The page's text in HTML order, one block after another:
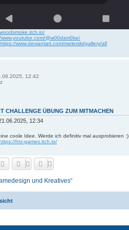
@w00dsm0ke/
https://www.deviantart.com/melerski/gallery/all
12:42
CHALLENGE ÜBUNG ZUM MITMACHEN
12:34
coole Idee. Werde ich definitiv mal ausprobieren :)
htx-games.itch.io/
und Kreatives“